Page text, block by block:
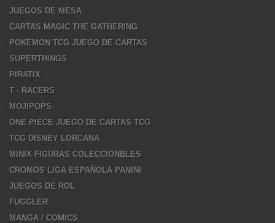
JUEGOS DE MESA
CARTAS MAGIC THE GATHERING
POKEMON TCG JUEGO DE CARTAS
SUPERTHINGS
PIRATIX
T - RACERS
MOJIPOPS
ONE PIECE JUEGO DE CARTAS TCG
TCG DISNEY LORCANA
MINIX FIGURAS COLECCIONBLES
CROMOS LIGA ESPAÑOLA PANINI
JUEGOS DE ROL
FUGGLER
MANGA / COMICS